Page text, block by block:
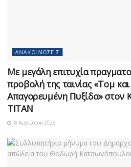
ΑΝΑΚΟΙΝΏΣΕΙΣ
Με μεγάλη επιτυχία
προβολή της ταινίας «Τομ
Απαγορευμένη Πυξίδα» στον
ΤΙΤΑΝ
8 Αυγούστου 2026